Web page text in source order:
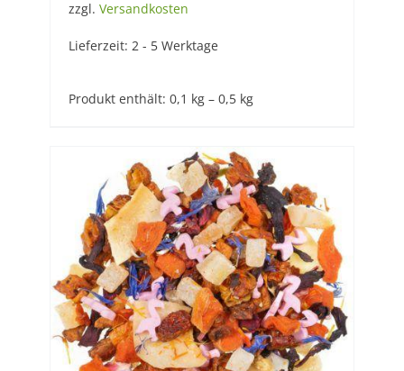
zzgl. Versandkosten
Lieferzeit: 2 - 5 Werktage
Produkt enthält: 0,1 kg – 0,5 kg